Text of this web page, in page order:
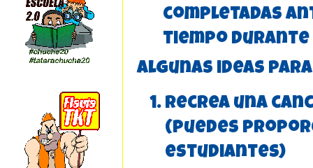
completadas
tiempo durante
Algunas ideas
Recrea una
(puedes
estudiantes)